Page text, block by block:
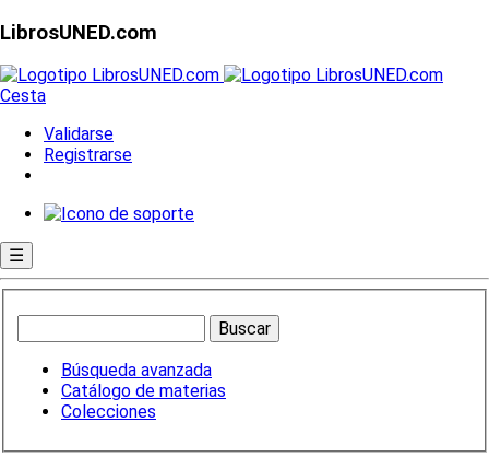
LibrosUNED.com
Cesta
Validarse
Registrarse
☰
Búsqueda avanzada
Catálogo de materias
Colecciones